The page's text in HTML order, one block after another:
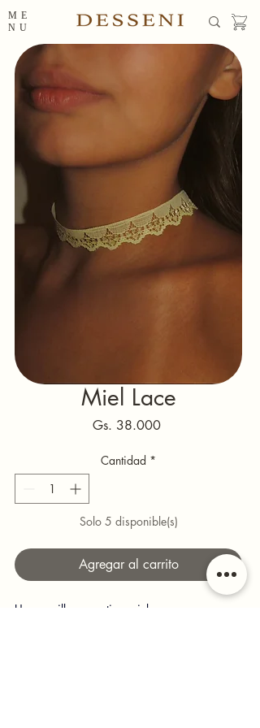
ME
NU
Miel Lace
Gs. 38.000Precio
Cantidad *
Solo 5 disponible(s)
Agregar al carrito
Un amarillo suave tipo miel que se ve